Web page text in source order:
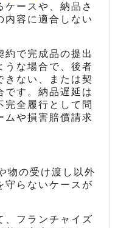
ケースや、納品さ
内容に適合しない
約で完成品の提出
うな場合で、後者
きない、または契
です。納品遅延は
完全履行として問
ムや損害賠償請求
物の受け渡し以外
守らないケースが
、フランチャイズ